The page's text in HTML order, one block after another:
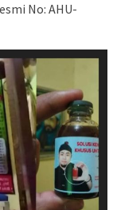
No: AHU-